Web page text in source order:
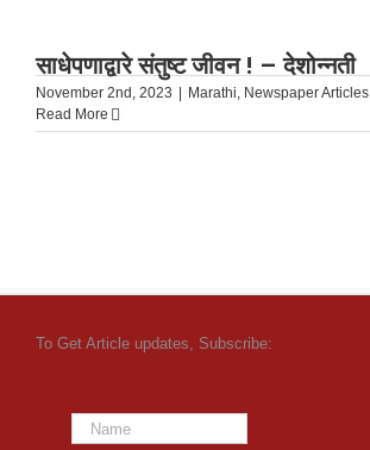
साधेपणाद्वारे संतुष्ट जीवन ! – देशोन्नती
November 2nd, 2023 Marathi, Newspaper Articles
Read More
To Get Article updates, Subscribe: